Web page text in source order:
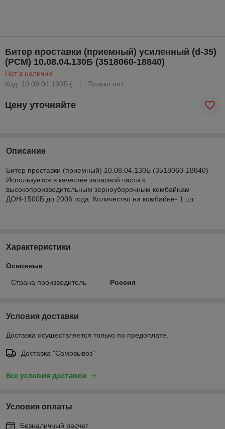
Битер проставки (приемный) усиленный (d-35)
(РСМ) 10.08.04.130Б (3518060-18840)
Нет в наличии
Код: 10.08.04.130Б (
Только опт
Цену уточняйте
Описание
Битер проставки (приемный) 10.08.04.130Б (3518060-18840)
Используется в качестве запасной части к
высокопроизводительным зерноуборочным комбайнам
ДОН-1500Б до 2006 года. Количество на комбайне- 1 шт.
Характеристики
Основные
Страна производитель Россия
Условия доставки
Доставка осуществляется только по предоплате.
Доставка "Самовывоз"
Все условия доставки
Условия оплаты
Безналичный расчет